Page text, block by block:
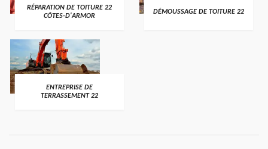
RÉPARATION DE TOITURE 22
CÔTES-D'ARMOR
DÉMOUSSAGE DE TOITURE 22
ENTREPRISE DE
TERRASSEMENT 22